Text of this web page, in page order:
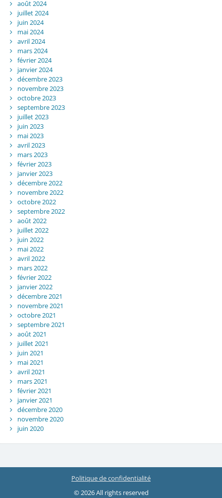
août 2024
juillet 2024
juin 2024
mai 2024
avril 2024
mars 2024
février 2024
janvier 2024
décembre 2023
novembre 2023
octobre 2023
septembre 2023
juillet 2023
juin 2023
mai 2023
avril 2023
mars 2023
février 2023
janvier 2023
décembre 2022
novembre 2022
octobre 2022
septembre 2022
août 2022
juillet 2022
juin 2022
mai 2022
avril 2022
mars 2022
février 2022
janvier 2022
décembre 2021
novembre 2021
octobre 2021
septembre 2021
août 2021
juillet 2021
juin 2021
mai 2021
avril 2021
mars 2021
février 2021
janvier 2021
décembre 2020
novembre 2020
juin 2020
Politique de confidentialité
© 2026 All rights reserved